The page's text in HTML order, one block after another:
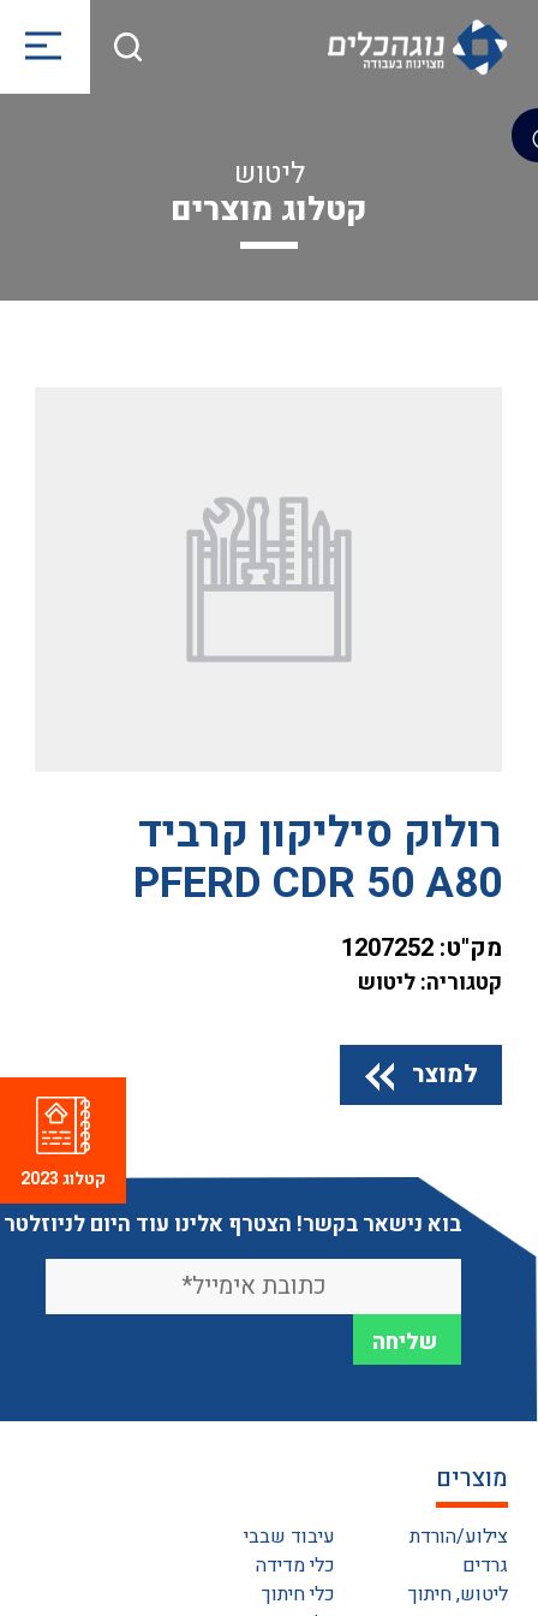
ליטוש
קטלוג מוצרים
רולוק סיליקון קרביד
PFERD CDR 50 A80
מק"ט: 1207252
קטגוריה: ליטוש
למוצר
בוא נישאר בקשר! הצטרף אלינו עוד היום לניוזלטר
מוצרים
צילוע/הורדת
גרדים
ליטוש, חיתוך
עיבוד שבבי
כלי מדידה
כלי חיתוך
קטלוג 2023